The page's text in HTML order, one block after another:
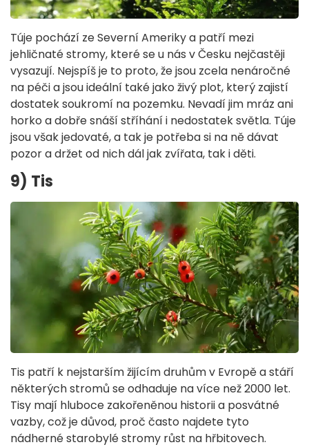
Túje pochází ze Severní Ameriky a patří mezi
jehličnaté stromy, které se u nás v Česku nejčastěji
vysazují. Nejspíš je to proto, že jsou zcela nenáročné
na péči a jsou ideální také jako živý plot, který zajistí
dostatek soukromí na pozemku. Nevadí jim mráz ani
horko a dobře snáší stříhání i nedostatek světla. Túje
jsou však jedovaté, a tak je potřeba si na ně dávat
pozor a držet od nich dál jak zvířata, tak i děti.
9) Tis
Tis patří k nejstarším žijícím druhům v Evropě a stáří
některých stromů se odhaduje na více než 2000 let.
Tisy mají hluboce zakořeněnou historii a posvátné
vazby, což je důvod, proč často najdete tyto
nádherné starobylé stromy růst na hřbitovech.